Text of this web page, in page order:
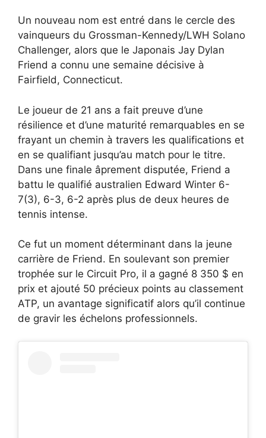
Un nouveau nom est entré dans le cercle des
vainqueurs du Grossman-Kennedy/LWH Solano
Challenger, alors que le Japonais Jay Dylan
Friend a connu une semaine décisive à
Fairfield, Connecticut.
Le joueur de 21 ans a fait preuve d’une
résilience et d’une maturité remarquables en se
frayant un chemin à travers les qualifications et
en se qualifiant jusqu’au match pour le titre.
Dans une finale âprement disputée, Friend a
battu le qualifié australien Edward Winter 6-
7(3), 6-3, 6-2 après plus de deux heures de
tennis intense.
Ce fut un moment déterminant dans la jeune
carrière de Friend. En soulevant son premier
trophée sur le Circuit Pro, il a gagné 8 350 $ en
prix et ajouté 50 précieux points au classement
ATP, un avantage significatif alors qu’il continue
de gravir les échelons professionnels.